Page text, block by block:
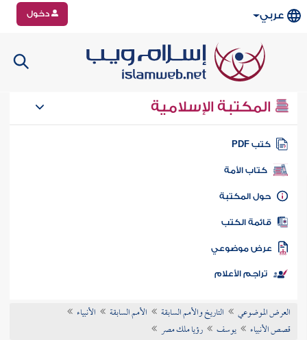
عربي دخول
المكتبة الإسلامية
كتب PDF
كتاب الأمة
المكتبة
الكتب
موضوعي
تراجم الأعلام
العرض الموضوعي التاريخ والأمم السابقة الأمم السابقة
الأنبياء
قصص الأنبياء
يوسف رؤيا ملك مصر